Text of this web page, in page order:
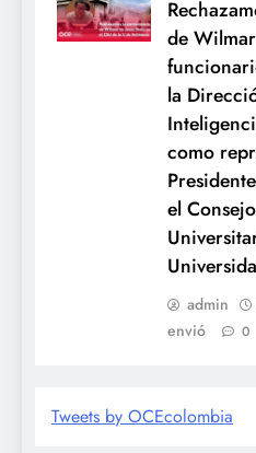
de
la
como
el
admin
envió
0
Tweets by OCEcolombia